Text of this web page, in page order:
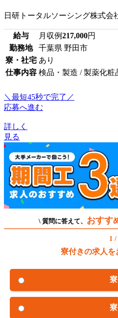
日研トータルソーシング株式会
給与 月収例217,000円
勤務地
千葉県 野田市
寮・社宅 あり
仕事内容 検品・製造 / 製薬化粧
＼最短45秒で完了／
応募へ進む
詳しく
見る
\ 質問に答えて、 おすす
1 /
寮付きの求人を